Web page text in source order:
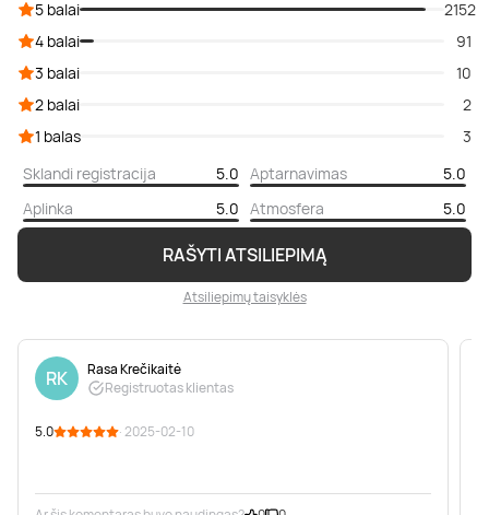
RAŠYTI ATSILIEPIMĄ
Atsiliepimų taisyklės
5 balai
2152
4 balai
91
3 balai
10
2 balai
2
1 balas
3
Sklandi registracija
5.0 Aptarnavimas
5.0
Aplinka
5.0 Atmosfera 5.0
RK
Rasa Krečikaitė
Registruotas klientas
5.0 · 2025-02-10